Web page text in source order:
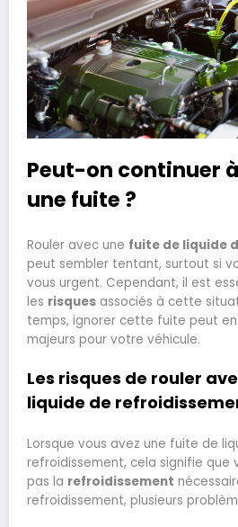
Peut-on continuer
une fuite ?
Rouler avec une fuite de liquide
peut sembler tentant, surtout si
vous urgent. Cependant, il est
les risques associés à cette
temps, ignorer cette fuite peut
majeurs pour votre véhicule.
Les risques de rouler
liquide de
Lorsque vous avez une fuite de
refroidissement, cela signifie que
pas la refroidissement
refroidissement, plusieurs